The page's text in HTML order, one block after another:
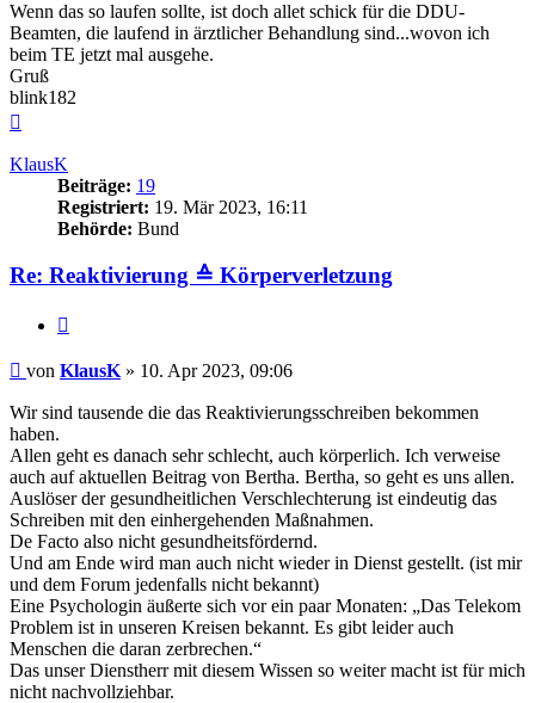
Wenn das so laufen sollte, ist doch allet schick für die DDU-
Beamten, die laufend in ärztlicher Behandlung sind...wovon ich
beim TE jetzt mal ausgehe.
Gruß
blink182
KlausK
Beiträge: 19
Registriert: 19. Mär 2023, 16:11
Behörde: Bund
Re: Reaktivierung ≙ Körperverletzung
Beitrag
von KlausK » 10. Apr 2023, 09:06
Wir sind tausende die das Reaktivierungsschreiben bekommen
haben.
Allen geht es danach sehr schlecht, auch körperlich. Ich verweise
auch auf aktuellen Beitrag von Bertha. Bertha, so geht es uns allen.
Auslöser der gesundheitlichen Verschlechterung ist eindeutig das
Schreiben mit den einhergehenden Maßnahmen.
De Facto also nicht gesundheitsfördernd.
Und am Ende wird man auch nicht wieder in Dienst gestellt. (ist mir
und dem Forum jedenfalls nicht bekannt)
Eine Psychologin äußerte sich vor ein paar Monaten: „Das Telekom
Problem ist in unseren Kreisen bekannt. Es gibt leider auch
Menschen die daran zerbrechen.“
Das unser Dienstherr mit diesem Wissen so weiter macht ist für mich
nicht nachvollziehbar.